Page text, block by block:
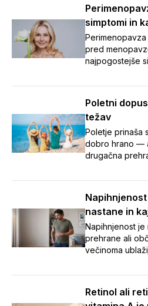
simptomi in
pred
najpogostejše
Poletni
težav
Poletje prinaša
dobro hrano —
drugačna
Napihnjenost,
spremljevalci. V
preprostih
na poti
brezskrben
nastane in
Napihnjenost je
prehrane ali
večinoma
pa je varneje
Retinol ali